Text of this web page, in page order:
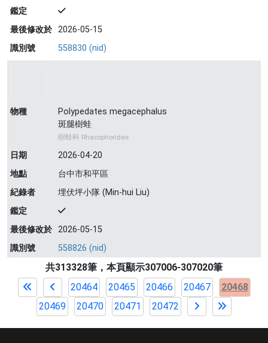
鑑定
最後修改於 2026-05-15
識別號
558830 (nid)
物種
Polypedates megacephalus
斑腿樹蛙
樹蛙科 Rhacophoridae
日期
2026-04-20
地點
台中市和平區
紀錄者
埋伏坪小隊 (Min-hui Liu)
鑑定
最後修改於 2026-05-15
識別號
558826 (nid)
共313328筆，本頁顯示307006-307020筆
20464
20465 20466 20467
20468
20469
20470 20471 20472